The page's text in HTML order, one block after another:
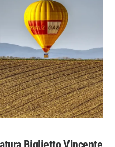
Biglietto Vincente